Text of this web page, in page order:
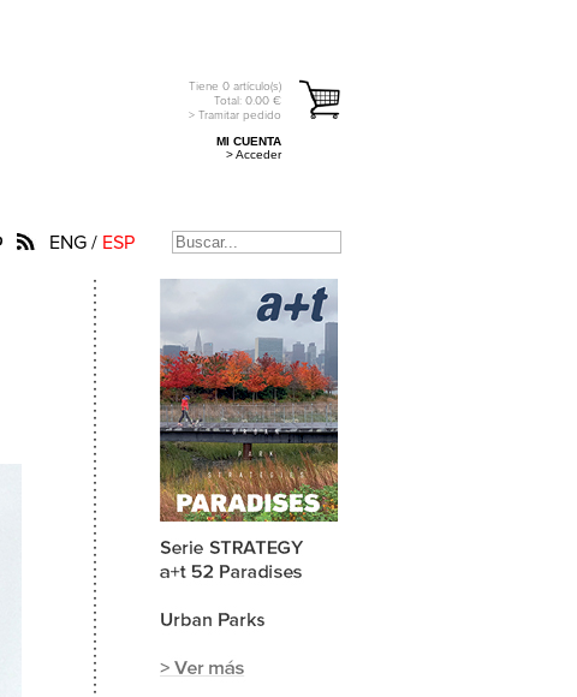
Tiene 0 artículo(s)
Total: 0.00 €
> Tramitar pedido
MI CUENTA
> Acceder
ENG / ESP